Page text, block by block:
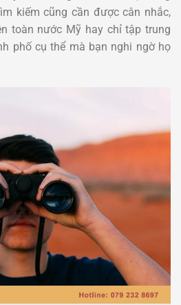
kiếm cũng cần được cân nhắc,
toàn nước Mỹ hay chỉ tập trung
phố cụ thể mà bạn nghi ngờ họ